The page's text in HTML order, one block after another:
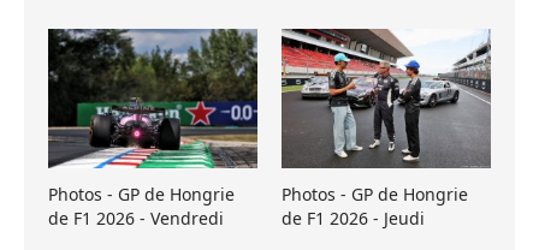
Photos - GP de Hongrie
de F1 2026 - Vendredi
Photos - GP de Hongrie
de F1 2026 - Jeudi